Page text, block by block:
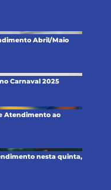
Abril/Maio
Carnaval 2025
Atendimento ao
nesta quinta,